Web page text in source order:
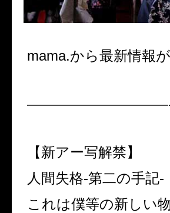
mama.から最新情報が
【新アー写解禁】
人間失格-第二の手記-
これは僕等の新しい